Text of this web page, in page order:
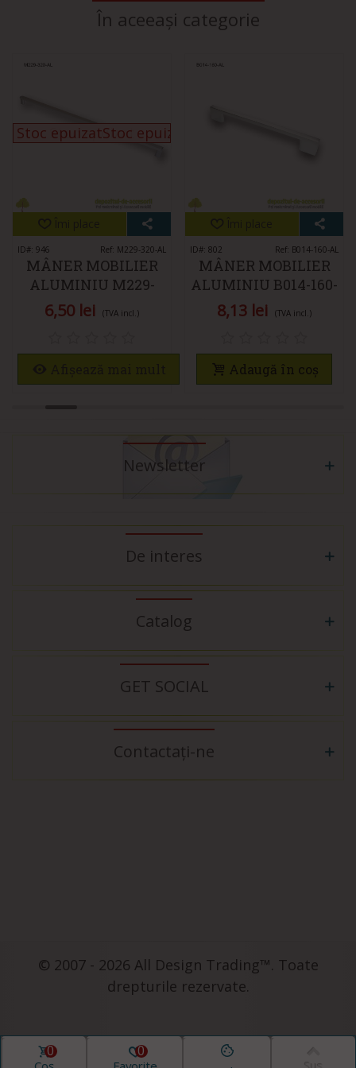
În aceeași categorie
Stoc epuizat
Stoc epuizatStoc epuizat
ID#: 946 Ref: M229-320-AL
MÂNER MOBILIER
ALUMINIU M229-
320-AL
6,50 lei (TVA incl.)
ID#: 802 Ref: B014-160-AL
MÂNER MOBILIER
ALUMINIU B014-160-
AL
8,13 lei (TVA incl.)
Adaugă în coș
Newsletter
De interes
Catalog
GET SOCIAL
Contactați-ne
© 2007 - 2026 All Design Trading™. Toate
drepturile rezervate.
0 0